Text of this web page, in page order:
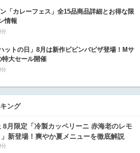
「カレーフェス」全15品商品詳細とお得な限
情報
ットの日」8月は新作ビビンバピザ登場！Mサ
特大セール開催
ング
8月限定「冷製カッペリーニ 赤海老のレモ
新登場！爽やか夏メニューを徹底解説